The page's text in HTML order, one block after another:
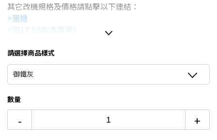
12期 0利率
18期 0利率
6期
12期
$6,124
$13,107
$6,553
18家銀行/業者
18家銀行/業者
更多信用卡分期0利率滿額享回饋
特仕版筆電推薦→點我看達人教你買
【玩家真實心得】 Lenovo Legion Tab 電競平板套裝開箱→
點我看達人教你買
電競筆電品牌哪家強？→點我看達人教你買
其它改機規格及價格請點擊以下連結：
>單機
>加1T SSD (本賣場)
處理器：AMD Ryzen AI 9 465
顯示卡：NVIDIA GeForce RTX 5060 8G
記憶體：16GB*2 LPDDR5X (on board)
硬碟：1TB PCIe® 4.0 NVMe™ M.2 SSD+1T PCIe SSD (1T
SSD由工程師拆裝)
螢幕：14" 2.5K (2560 x 1600, WQXGA) IPS/165Hz/sRGB
100%
作業系統：Windows 11 Home
請選擇商品樣式
御鐵灰
數量
- +